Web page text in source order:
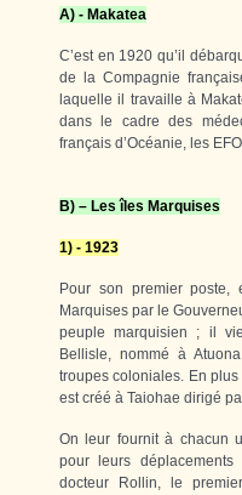
A) - Makatea
C’est en 1920 qu’il
de la Compagnie
laquelle il travaille à
dans le cadre des
français d’Océanie, les
B) – Les îles Marquises
1) - 1923
Pour son premier
Marquises par le
peuple marquisien ; il
Bellisle, nommé à
troupes coloniales. En
est créé à Taiohae dirigé
On leur fournit à chacun
pour leurs
docteur Rollin, le